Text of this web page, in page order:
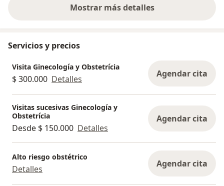
Mostrar más detalles
sobre la experiencia
Servicios y precios
Visita Ginecología y Obstetrícia
$ 300.000 Detalles Agendar cita
Visitas sucesivas Ginecología y
Obstetrícia
Desde $ 150.000 Detalles
Agendar cita
Alto riesgo obstétrico
Detalles Agendar cita